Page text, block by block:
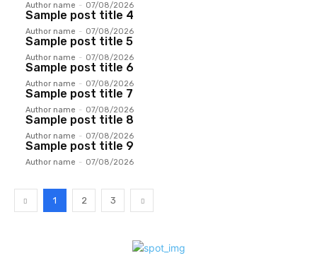
Author name - 07/08/2026
Sample post title 4
Author name - 07/08/2026
Sample post title 5
Author name - 07/08/2026
Sample post title 6
Author name - 07/08/2026
Sample post title 7
Author name - 07/08/2026
Sample post title 8
Author name - 07/08/2026
Sample post title 9
Author name - 07/08/2026
1 2 3